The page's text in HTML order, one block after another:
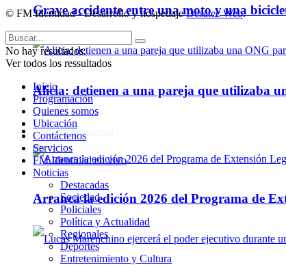
Grave accidente entre una moto y una
Alicia: detienen a una pareja que utilizaba
Política y Actualidad
Arranca la edición 2026 del Programa de
© FM Identidad - Desarrollo y hospedajeDesatec Web.
No hay resultados.
Ver todos los ressultados
Inicio
Programación
Quienes somos
Ubicación
Contáctenos
Servicios
FM Identidad en vivo
Noticias
Destacadas
Sociedad
Policiales
Política y Actualidad
Regionales
Deportes
Entretenimiento y Cultura